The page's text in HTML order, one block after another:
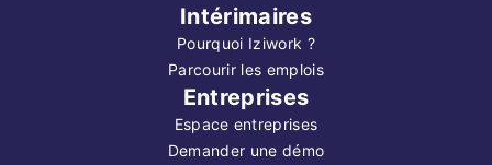
Intérimaires
Pourquoi Iziwork ?
Parcourir les emplois
Entreprises
Espace entreprises
Demander une démo